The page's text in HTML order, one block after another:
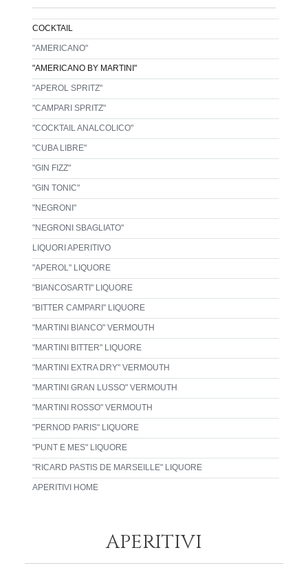
COCKTAIL
"AMERICANO"
"AMERICANO BY MARTINI"
"APEROL SPRITZ"
"CAMPARI SPRITZ"
"COCKTAIL ANALCOLICO"
"CUBA LIBRE"
"GIN FIZZ"
"GIN TONIC"
"NEGRONI"
"NEGRONI SBAGLIATO"
LIQUORI APERITIVO
"APEROL" LIQUORE
"BIANCOSARTI" LIQUORE
"BITTER CAMPARI" LIQUORE
"MARTINI BIANCO" VERMOUTH
"MARTINI BITTER" LIQUORE
"MARTINI EXTRA DRY" VERMOUTH
"MARTINI GRAN LUSSO" VERMOUTH
"MARTINI ROSSO" VERMOUTH
"PERNOD PARIS" LIQUORE
"PUNT E MES" LIQUORE
"RICARD PASTIS DE MARSEILLE" LIQUORE
APERITIVI HOME
APERITIVI